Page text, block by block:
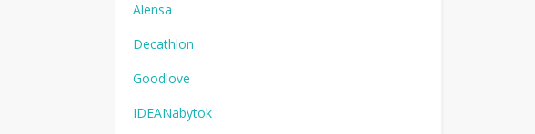
Alensa
Decathlon
Goodlove
IDEANabytok